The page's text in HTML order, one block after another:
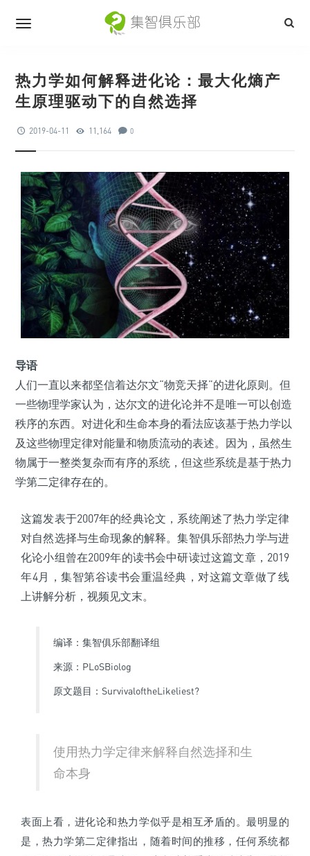
热力学如何解释进化论：最大化熵产
生原理驱动下的自然选择
2019-04-11 11,164 0
导语
人们一直以来都坚信着达尔文“物竞天择”的进化原则。但
一些物理学家认为，达尔文的进化论并不是唯一可以创造
秩序的东西。对进化和生命本身的看法应该基于热力学以
及这些物理定律对能量和物质流动的表述。因为，虽然生
物属于一整类复杂而有序的系统，但这些系统是基于热力
学第二定律存在的。
这篇发表于2007年的经典论文，系统阐述了热力学定律
对自然选择与生命现象的解释。集智俱乐部热力学与进
化论小组曾在2009年的读书会中研读过这篇文章，2019
年4月，集智第谷读书会重温经典，对这篇文章做了线
上讲解分析，视频见文末。
编译：集智俱乐部翻译组
来源：PLoSBiolog
原文题目：SurvivaloftheLikeliest?
使用热力学定律来解释自然选择和生
命本身
表面上看，进化论和热力学似乎是相互矛盾的。最明显的
是，热力学第二定律指出，随着时间的推移，任何系统都